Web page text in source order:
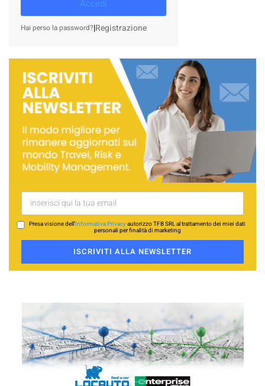
Accedi
Hai perso la password?|Registrazione
Presa visione dell’Informativa Privacyautorizzo TFB SRL al trattamento dei miei dati
personali per finalità di marketing
ISCRIVITI ALLA NEWSLETTER